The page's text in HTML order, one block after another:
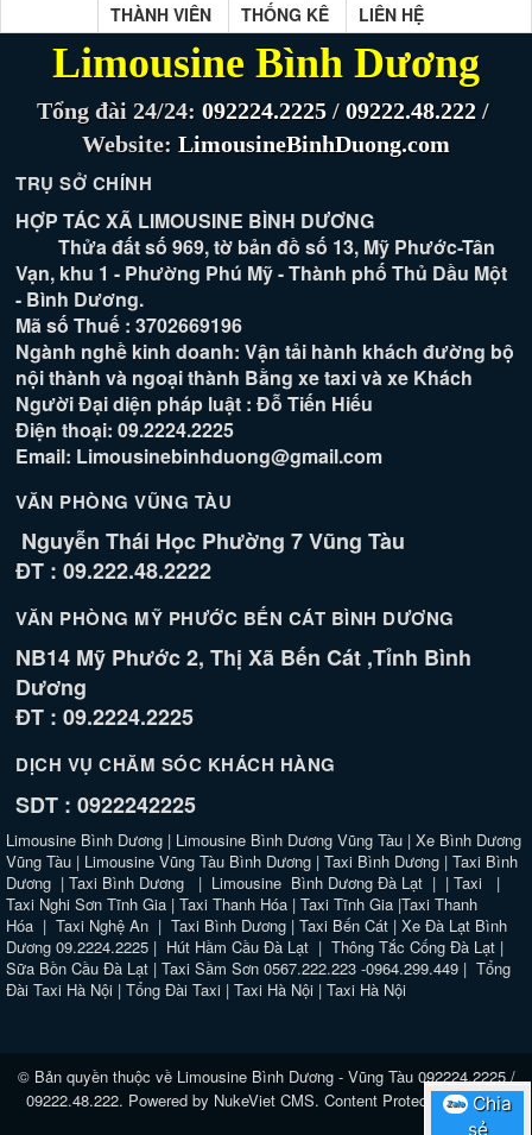
Zalo
Chia
sẻ
THÀNH VIÊN
THỐNG KÊ LIÊN HỆ
Limousine Bình Dương
Tổng đài 24/24: 092224.2225 / 09222.48.222 /
Website: LimousineBinhDuong.com
TRỤ SỞ CHÍNH
HỢP TÁC XÃ LIMOUSINE BÌNH DƯƠNG
Thửa đất số 969, tờ bản đồ số 13, Mỹ Phước-Tân
Vạn, khu 1 - Phường Phú Mỹ - Thành phố Thủ Dầu Một
- Bình Dương.
Mã số Thuế : 3702669196
Ngành nghề kinh doanh: Vận tải hành khách đường bộ
nội thành và ngoại thành Bằng xe taxi và xe Khách
Người Đại diện pháp luật : Đỗ Tiến Hiếu
Điện thoại: 09.2224.2225
Email: Limousinebinhduong@gmail.com
VĂN PHÒNG VŨNG TÀU
Nguyễn Thái Học Phường 7 Vũng Tàu
ĐT : 09.222.48.2222
VĂN PHÒNG MỸ PHƯỚC BẾN CÁT BÌNH DƯƠNG
NB14 Mỹ Phước 2, Thị Xã Bến Cát ,Tỉnh Bình
Dương
ĐT : 09.2224.2225
DỊCH VỤ CHĂM SÓC KHÁCH HÀNG
SDT : 0922242225
Limousine Bình Dương | Limousine Bình Dương Vũng Tàu | Xe Bình Dương
Vũng Tàu | Limousine Vũng Tàu Bình Dương | Taxi Bình Dương | Taxi Bình
Dương | Taxi Bình Dương | Limousine Bình Dương Đà Lạt | | Taxi
|
Taxi Nghi Sơn Tĩnh Gia | Taxi Thanh Hóa | Taxi Tĩnh Gia |Taxi Thanh
Hóa | Taxi Nghệ An | Taxi Bình Dương | Taxi Bến Cát | Xe Đà Lạt Bình
Dương 09.2224.2225 | Hút Hầm Cầu Đà Lạt | Thông Tắc Cống Đà Lạt |
Sữa Bồn Cầu Đà Lạt | Taxi Sầm Sơn 0567.222.223 -0964.299.449 | Tổng
Đài Taxi Hà Nội | Tổng Đài Taxi | Taxi Hà Nội | Taxi Hà Nội
Zalo
Chia
sẻ
© Bản quyền thuộc về Limousine Bình Dương - Vũng Tàu 092224.2225 /
09222.48.222. Powered by NukeViet CMS. Content Protected website